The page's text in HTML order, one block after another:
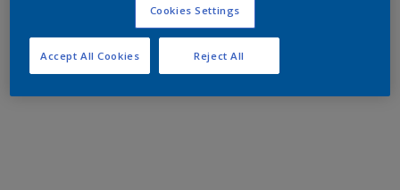
Cookies Settings
Reject All
Accept All Cookies